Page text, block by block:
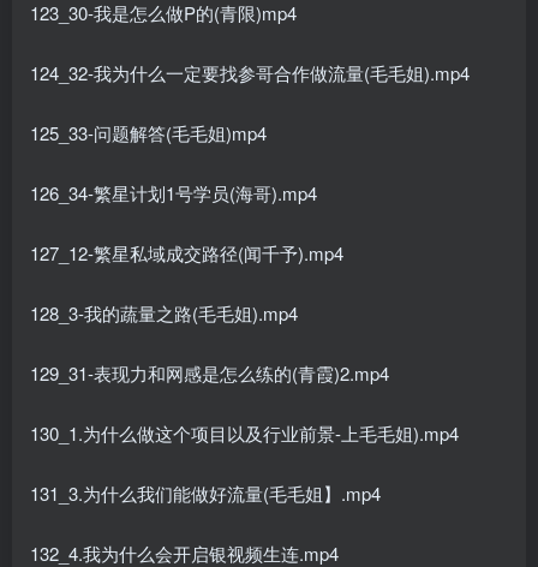
123_30-我是怎么做P的(青限)mp4
124_32-我为什么一定要找参哥合作做流量(毛毛姐).mp4
125_33-问题解答(毛毛姐)mp4
126_34-繁星计划1号学员(海哥).mp4
127_12-繁星私域成交路径(闻千予).mp4
128_3-我的蔬量之路(毛毛姐).mp4
129_31-表现力和网感是怎么练的(青霞)2.mp4
130_1.为什么做这个项目以及行业前景-上毛毛姐).mp4
131_3.为什么我们能做好流量(毛毛姐】.mp4
132_4.我为什么会开启银视频生连.mp4